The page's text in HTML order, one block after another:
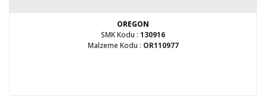
OREGON
SMK Kodu : 130916
Malzeme Kodu : OR110977